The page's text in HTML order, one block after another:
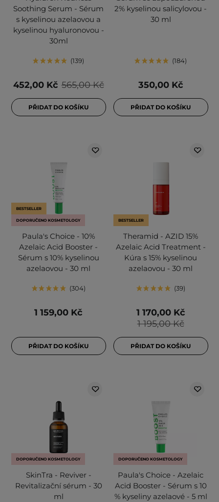
Soothing Serum - Sérum
s kyselinou azelaovou a
kyselinou hyaluronovou -
30ml
139
565,00 Kč
452,00 Kč
PŘIDAT DO KOŠÍKU
2% kyselinou salicylovou -
30 ml
184
350,00 Kč
PŘIDAT DO KOŠÍKU
BESTSELLER
DOPORUČENO KOSMETOLOGY
Paula's Choice - 10%
Azelaic Acid Booster -
Sérum s 10% kyselinou
azelaovou - 30 ml
304
1 159,00 Kč
PŘIDAT DO KOŠÍKU
BESTSELLER
Theramid - AZID 15%
Azelaic Acid Treatment -
Kúra s 15% kyselinou
azelaovou - 30 ml
39
1 195,00 Kč
1 170,00 Kč
PŘIDAT DO KOŠÍKU
DOPORUČENO KOSMETOLOGY
SkinTra - Reviver -
Revitalizační sérum - 30
ml
DOPORUČENO KOSMETOLOGY
Paula's Choice - Azelaic
Acid Booster - Sérum s 10
% kyseliny azelaové - 5 ml